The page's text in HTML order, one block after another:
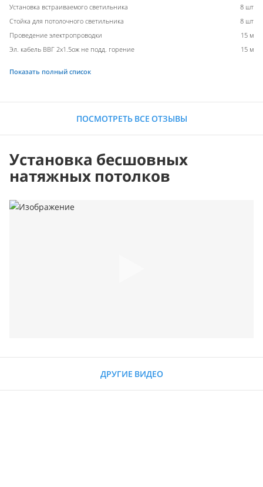
Установка встраиваемого светильника
8 шт
Стойка для потолочного светильника
8 шт
Проведение электропроводки
15 м
Эл. кабель ВВГ 2х1.5ож не подд. горение
15 м
Показать полный список
ПОСМОТРЕТЬ ВСЕ ОТЗЫВЫ
Установка бесшовных
натяжных потолков
ДРУГИЕ ВИДЕО